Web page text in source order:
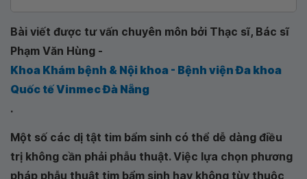
Bài viết được tư vấn chuyên môn bởi Thạc sĩ, Bác sĩ
Phạm Văn Hùng -
Khoa Khám bệnh & Nội khoa - Bệnh viện Đa khoa
Quốc tế Vinmec Đà Nẵng
.
Một số các dị tật tim bẩm sinh có thể dễ dàng điều
trị không cần phải phẫu thuật. Việc lựa chọn phương
pháp phẫu thuật tim bẩm sinh hay không tùy thuộc